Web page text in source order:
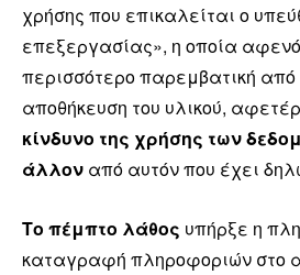
χρήσης που επικαλείται ο
επεξεργασίας», η οποία
περισσότερο παρεμβατική
αποθήκευση του υλικού,
κίνδυνο της χρήσης των
άλλον από αυτόν που έχει
Το πέμπτο λάθος υπήρξε η
καταγραφή πληροφοριών στο